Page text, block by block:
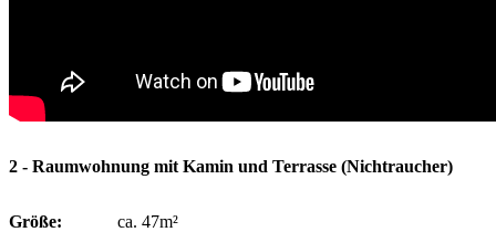
2 - Raumwohnung mit Kamin und Terrasse (Nichtraucher)
Größe: ca. 47m²